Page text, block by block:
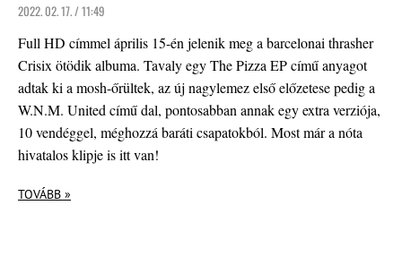
2022. 02. 17. / 11:49
Full HD címmel április 15-én jelenik meg a barcelonai thrasher
Crisix ötödik albuma. Tavaly egy The Pizza EP című anyagot
adtak ki a mosh-őrültek, az új nagylemez első előzetese pedig a
W.N.M. United című dal, pontosabban annak egy extra verziója,
10 vendéggel, méghozzá baráti csapatokból. Most már a nóta
hivatalos klipje is itt van!
TOVÁBB »